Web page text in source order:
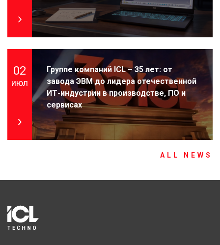
ALL NEWS
02
июл
Группе компаний ICL – 35 лет: от
завода ЭВМ до лидера отечественной
ИТ-индустрии в производстве, ПО и
сервисах